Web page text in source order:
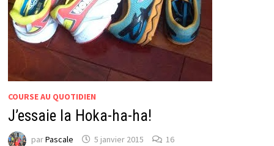
COURSE AU QUOTIDIEN
J’essaie la Hoka-ha-ha!
parPascale 5 janvier 2015 16